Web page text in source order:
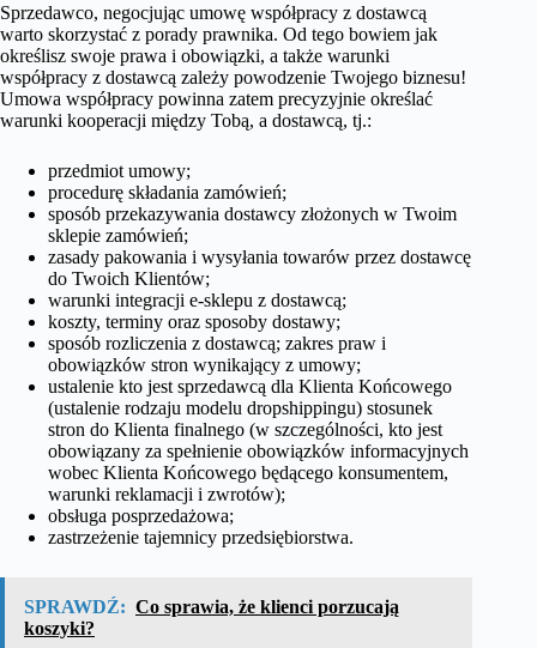
Sprzedawco, negocjując umowę współpracy z dostawcą
warto skorzystać z porady prawnika. Od tego bowiem jak
określisz swoje prawa i obowiązki, a także warunki
współpracy z dostawcą zależy powodzenie Twojego biznesu!
Umowa współpracy powinna zatem precyzyjnie określać
warunki kooperacji między Tobą, a dostawcą, tj.:
przedmiot umowy;
procedurę składania zamówień;
sposób przekazywania dostawcy złożonych w Twoim
sklepie zamówień;
zasady pakowania i wysyłania towarów przez dostawcę
do Twoich Klientów;
warunki integracji e-sklepu z dostawcą;
koszty, terminy oraz sposoby dostawy;
sposób rozliczenia z dostawcą; zakres praw i
obowiązków stron wynikający z umowy;
ustalenie kto jest sprzedawcą dla Klienta Końcowego
(ustalenie rodzaju modelu dropshippingu) stosunek
stron do Klienta finalnego (w szczególności, kto jest
obowiązany za spełnienie obowiązków informacyjnych
wobec Klienta Końcowego będącego konsumentem,
warunki reklamacji i zwrotów);
obsługa posprzedażowa;
zastrzeżenie tajemnicy przedsiębiorstwa.
SPRAWDŹ: Co sprawia, że klienci porzucają
koszyki?